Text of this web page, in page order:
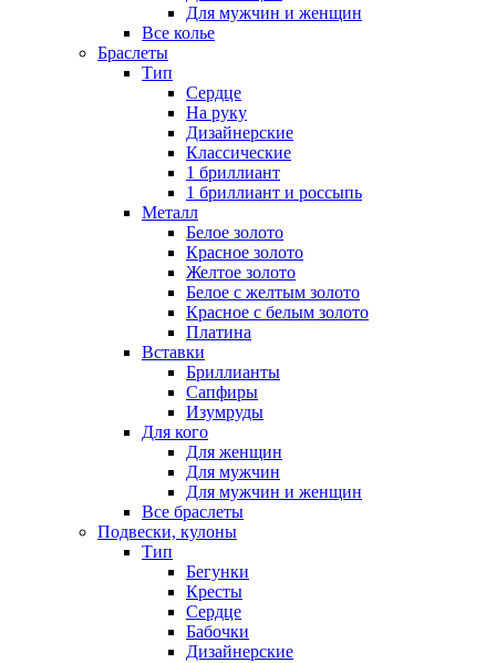
Для мужчин и женщин
Все колье
Браслеты
Тип
Сердце
На руку
Дизайнерские
Классические
1 бриллиант
1 бриллиант и россыпь
Металл
Белое золото
Красное золото
Желтое золото
Белое с желтым золото
Красное с белым золото
Платина
Вставки
Бриллианты
Сапфиры
Изумруды
Для кого
Для женщин
Для мужчин
Для мужчин и женщин
Все браслеты
Подвески, кулоны
Тип
Бегунки
Кресты
Сердце
Бабочки
Дизайнерские